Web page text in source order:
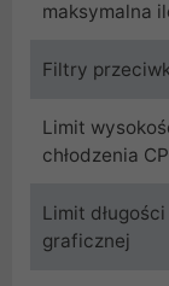
maksymalna
Filtry
Limit
chłodzenia
Limit
graficznej